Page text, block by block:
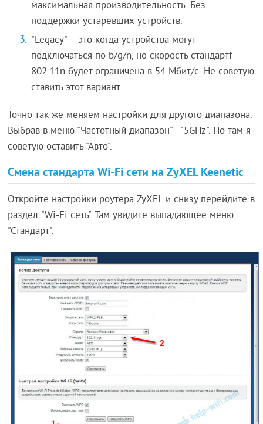
максимальная производительность. Без
поддержки устаревших устройств.
"Legacy" – это когда устройства могут
подключаться по b/g/n, но скорость стандартf
802.11n будет ограничена в 54 Мбит/с. Не советую
ставить этот вариант.
Точно так же меняем настройки для другого диапазона.
Выбрав в меню "Частотный диапазон" - "5GHz". Но там я
советую оставить "Авто".
Смена стандарта Wi-Fi сети на ZyXEL Keenetic
Откройте настройки роутера ZyXEL и снизу перейдите в
раздел "Wi-Fi сеть". Там увидите выпадающее меню
"Стандарт".